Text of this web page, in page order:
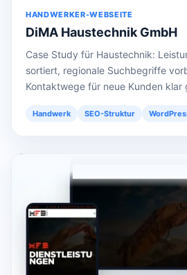
HANDWERKER-WEBSEITE
DiMA Haustechnik GmbH
Case Study für Haustechnik:
sortiert, regionale Suchbegriffe
Kontaktwege für neue Kunden klar
Handwerk SEO-Struktur